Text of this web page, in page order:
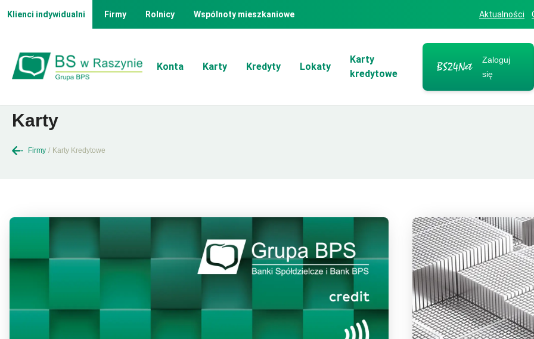
Klienci indywidualni Firmy Rolnicy Wspólnoty mieszkaniowe Aktualności
Konta Karty Kredyty Lokaty
Karty
kredytowe
Zaloguj
się
Karty
Firmy / Karty Kredytowe